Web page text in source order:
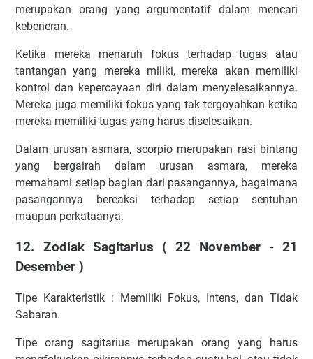
merupakan orang yang argumentatif dalam mencari
kebeneran.
Ketika mereka menaruh fokus terhadap tugas atau
tantangan yang mereka miliki, mereka akan memiliki
kontrol dan kepercayaan diri dalam menyelesaikannya.
Mereka juga memiliki fokus yang tak tergoyahkan ketika
mereka memiliki tugas yang harus diselesaikan.
Dalam urusan asmara, scorpio merupakan rasi bintang
yang bergairah dalam urusan asmara, mereka
memahami setiap bagian dari pasangannya, bagaimana
pasangannya bereaksi terhadap setiap sentuhan
maupun perkataanya.
12. Zodiak Sagitarius ( 22 November - 21
Desember )
Tipe Karakteristik : Memiliki Fokus, Intens, dan Tidak
Sabaran.
Tipe orang sagitarius merupakan orang yang harus